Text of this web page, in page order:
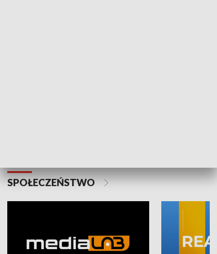
SPOŁECZEŃSTWO